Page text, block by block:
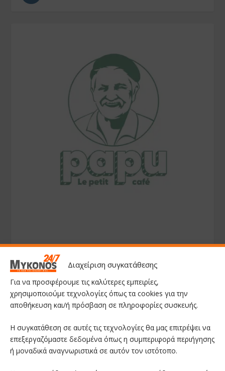
Διαχείριση συγκατάθεσης
Για να προσφέρουμε τις καλύτερες εμπειρίες,
χρησιμοποιούμε τεχνολογίες όπως τα cookies για την
αποθήκευση και/ή πρόσβαση σε πληροφορίες συσκευής.
Η συγκατάθεση σε αυτές τις τεχνολογίες θα μας επιτρέψει να
επεξεργαζόμαστε δεδομένα όπως η συμπεριφορά περιήγησης
ή μοναδικά αναγνωριστικά σε αυτόν τον ιστότοπο.